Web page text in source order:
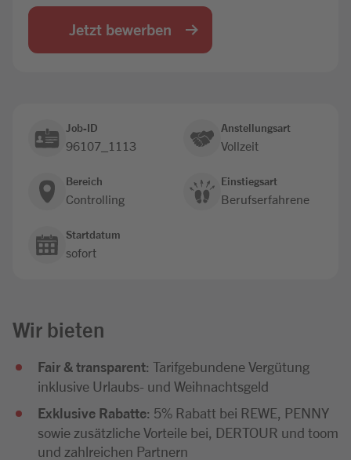
Jetzt bewerben
Job-ID
96107_1113
Anstellungsart
Vollzeit
Bereich
Controlling
Einstiegsart
Berufserfahrene
Startdatum
sofort
Wir bieten
Fair & transparent: Tarifgebundene Vergütung
inklusive Urlaubs- und Weihnachtsgeld
Exklusive Rabatte: 5% Rabatt bei REWE, PENNY
sowie zusätzliche Vorteile bei, DERTOUR und toom
und zahlreichen Partnern